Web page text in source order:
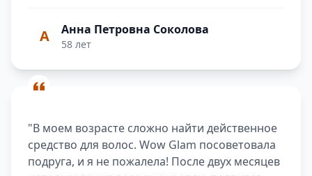
А Анна Петровна Соколова
58 лет
"В моем возрасте сложно найти действенное
средство для волос. Wow Glam посоветовала
подруга, и я не пожалела! После двух месяцев